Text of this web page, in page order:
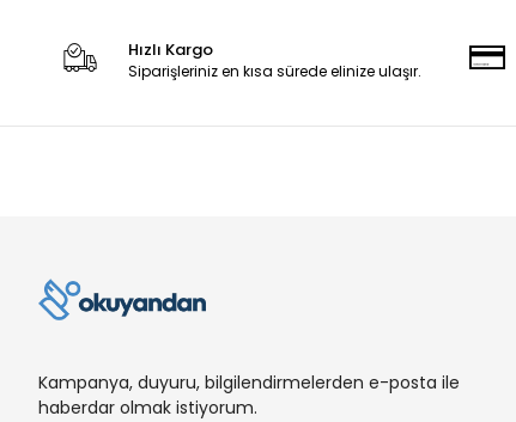
Hızlı Kargo
Siparişleriniz en kısa sürede elinize ulaşır.
Kampanya, duyuru, bilgilendirmelerden e-posta ile
haberdar olmak istiyorum.